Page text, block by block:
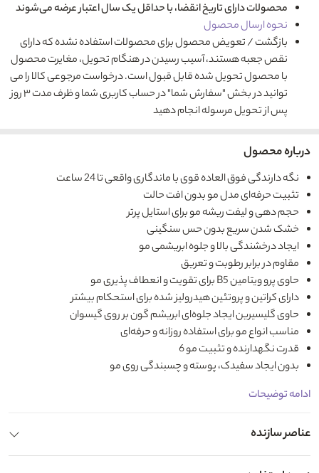
محصولات دارای تاریخ انقضا، با حداقل یک سال اعتبار عرضه می‌شوند
نحوه ارسال محصول
بازگشت / تعویض محصول برای محصولات استفاده نشده که دارای
نقص جعبه هستند، آسیب رسیدن در هنگام تحویل، مغایرت محصول
با محصول تحویل شده قابل قبول است. درخواست مرجوعی کالا را می
توانید در بخش "سفارش شما" در حساب کاربری شما و ظرف مدت ۳ روز
پس از تحویل مرسوله انجام دهید
درباره محصول
نگه دارندگی فوق العاده قوی با ماندگاری واقعی تا 24 ساعت
تثبیت حرفه‌ای مدل مو بدون افت حالت
حجم دهی و لیفت ریشه مو برای استایل پرتر
خشک شدن سریع بدون حس سنگینی
ایجاد درخشندگی بالا و جلوه ابریشمی مو
مقاوم در برابر رطوبت و تعریق
حاوی پرو ویتامین B5 برای تقویت و انعطاف پذیری مو
دارای کراتین و پروتئین هیدرولیز شده برای استحکام بیشتر
حاوی گلیسیرین ایجاد جلوه‌ای ابریشم گون بر روی گیسوان
مناسب انواع مو برای استفاده روزانه و حرفه‌ای
قدرت نگهدارنده و تثبیت مو 6
بدون ایجاد سفیدک، پوسته و چسبندگی روی مو
ادامه توضیحات
عناصر سازنده